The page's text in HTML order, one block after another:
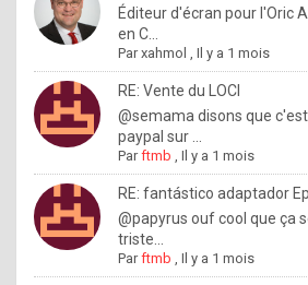
u
w
a
n
t
o
n
Éditeur d'écran pour l'Oric
en C...
Parxahmol ,Il y a 1 mois
RE: Vente du LOCI
@semama disons que
paypal sur ...
Parftmb ,Il y a 1 mois
RE: fantástico adaptador
@papyrus ouf cool que ça
triste...
Parftmb ,Il y a 1 mois